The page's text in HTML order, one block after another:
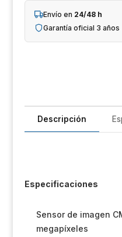
Envío en 24/48 h
Garantía oficial 3 años
Descripción
Especificaciones
Sensor de imagen
megapíxeles